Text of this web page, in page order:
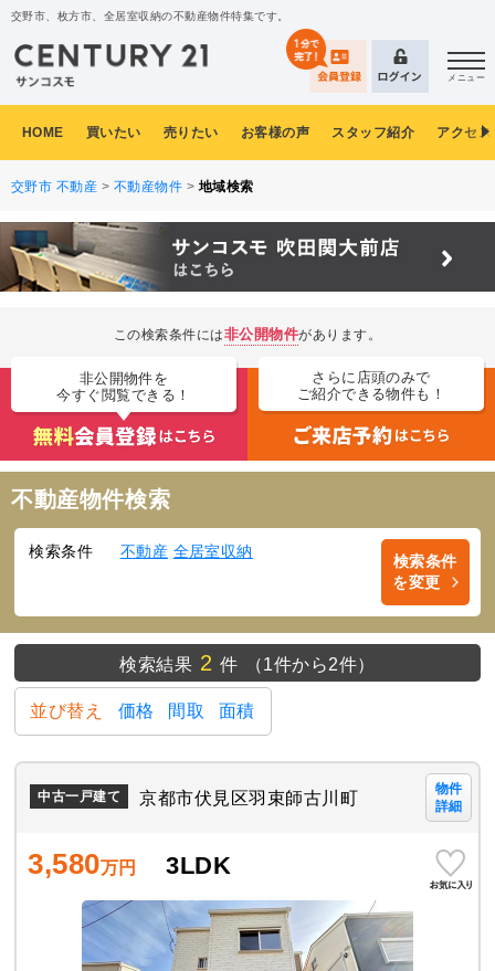
交野市、枚方市、全居室収納の不動産物件特集です。
メニュー
HOME 買いたい 売りたい お客様の声 スタッフ紹介 アクセ
交野市 不動産 > 不動産物件 > 地域検索
この検索条件には非公開物件があります。
非公開物件を
今すぐ閲覧できる！
さらに店頭のみで
ご紹介できる物件も！
不動産物件検索
検索条件 不動産 全居室収納
検索条件
を変更
検索結果 2 件 （1件から2件）
並び替え 価格 間取 面積
中古一戸建て 京都市伏見区羽束師古川町
物件
詳細
3,580万円 3LDK